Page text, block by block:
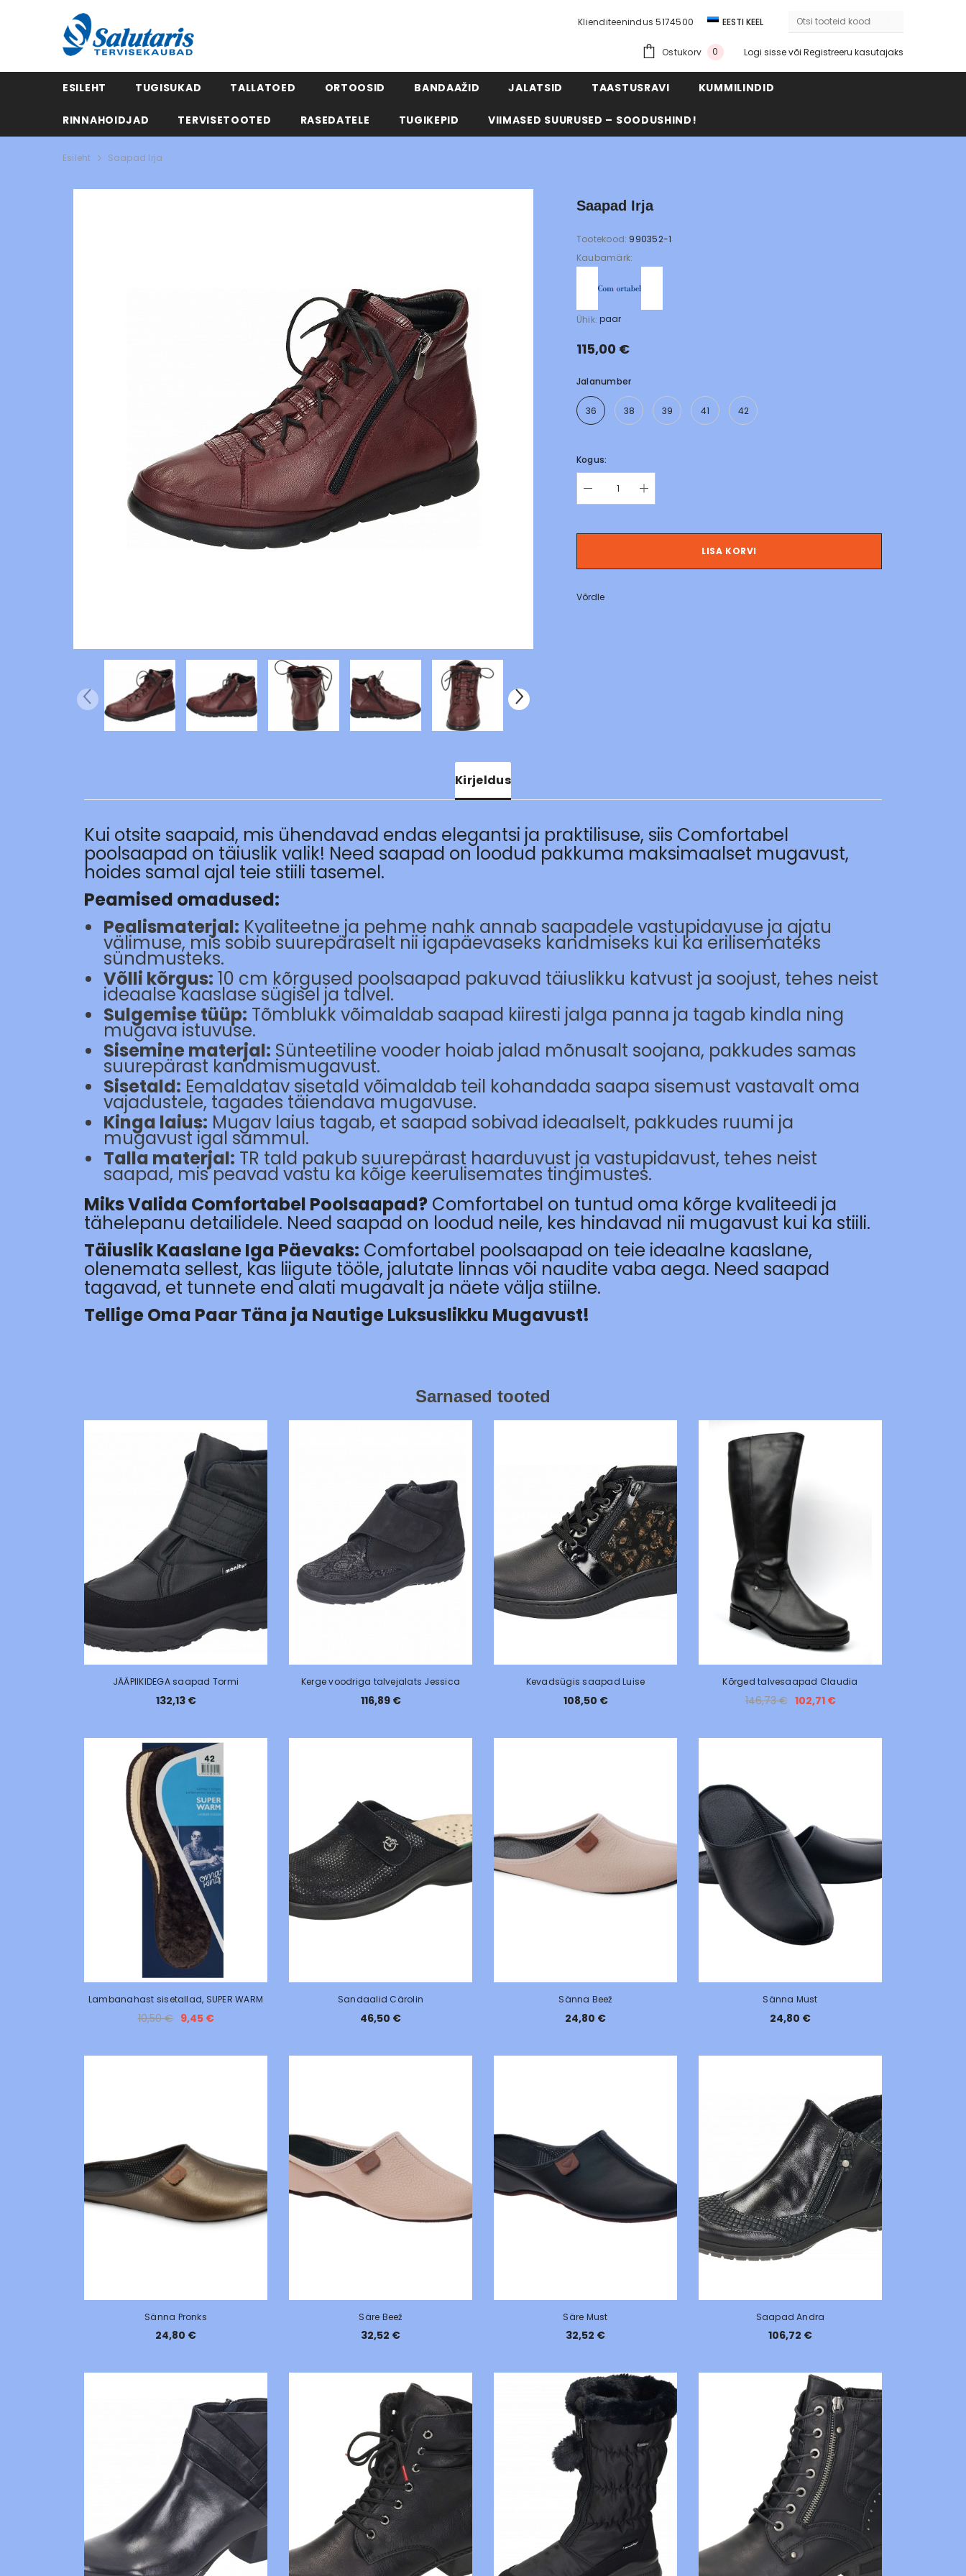
Klienditeenindus5174500
EESTI KEEL
Ostukorv
0 Logi sissevõi Registreeru kasutajaks
ESILEHT TUGISUKAD TALLATOED ORTOOSID BANDAAŽID JALATSID TAASTUSRAVI KUMMILINDID
RINNAHOIDJAD TERVISETOOTED RASEDATELE TUGIKEPID VIIMASED SUURUSED – SOODUSHIND!
Esileht Saapad Irja
Saapad Irja
Tootekood: 990352-1
Kaubamärk:
Ühik: paar
115,00 €
Jalanumber
36 38 39 41 42
Kogus:
LISA KORVI
Võrdle
Kirjeldus
Kui otsite saapaid, mis ühendavad endas elegantsi ja praktilisuse, siis Comfortabel
poolsaapad on täiuslik valik! Need saapad on loodud pakkuma maksimaalset mugavust,
hoides samal ajal teie stiili tasemel.
Peamised omadused:
Pealismaterjal: Kvaliteetne ja pehme nahk annab saapadele vastupidavuse ja ajatu
välimuse, mis sobib suurepäraselt nii igapäevaseks kandmiseks kui ka erilisemateks
sündmusteks.
Võlli kõrgus: 10 cm kõrgused poolsaapad pakuvad täiuslikku katvust ja soojust, tehes neist
ideaalse kaaslase sügisel ja talvel.
Sulgemise tüüp: Tõmblukk võimaldab saapad kiiresti jalga panna ja tagab kindla ning
mugava istuvuse.
Sisemine materjal: Sünteetiline vooder hoiab jalad mõnusalt soojana, pakkudes samas
suurepärast kandmismugavust.
Sisetald: Eemaldatav sisetald võimaldab teil kohandada saapa sisemust vastavalt oma
vajadustele, tagades täiendava mugavuse.
Kinga laius: Mugav laius tagab, et saapad sobivad ideaalselt, pakkudes ruumi ja
mugavust igal sammul.
Talla materjal: TR tald pakub suurepärast haarduvust ja vastupidavust, tehes neist
saapad, mis peavad vastu ka kõige keerulisemates tingimustes.
Miks Valida Comfortabel Poolsaapad? Comfortabel on tuntud oma kõrge kvaliteedi ja
tähelepanu detailidele. Need saapad on loodud neile, kes hindavad nii mugavust kui ka stiili.
Täiuslik Kaaslane Iga Päevaks: Comfortabel poolsaapad on teie ideaalne kaaslane,
olenemata sellest, kas liigute tööle, jalutate linnas või naudite vaba aega. Need saapad
tagavad, et tunnete end alati mugavalt ja näete välja stiilne.
Tellige Oma Paar Täna ja Nautige Luksuslikku Mugavust!
Sarnased tooted
JÄÄPIIKIDEGA saapad Tormi
132,13 €
Kerge voodriga talvejalats Jessica
116,89 €
Kevadsügis saapad Luise
108,50 €
Kõrged talvesaapad Claudia
146,73 € 102,71 €
Lambanahast sisetallad, SUPER WARM
10,50 € 9,45 €
Sandaalid Cärolin
46,50 €
Sänna Beež
24,80 €
Sänna Must
24,80 €
Sänna Pronks
24,80 €
Säre Beež
32,52 €
Säre Must
32,52 €
Saapad Andra
106,72 €